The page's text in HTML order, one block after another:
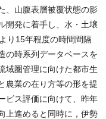
、山腹表層被覆状態の影
開発に着手し、水・土壌
り15年程度の時間間隔
の時系列データベースを
域圏管理に向けた都市生
農業の在り方等の形を提
ビス評価に向けて、昨年
上進めると同時に，伊勢